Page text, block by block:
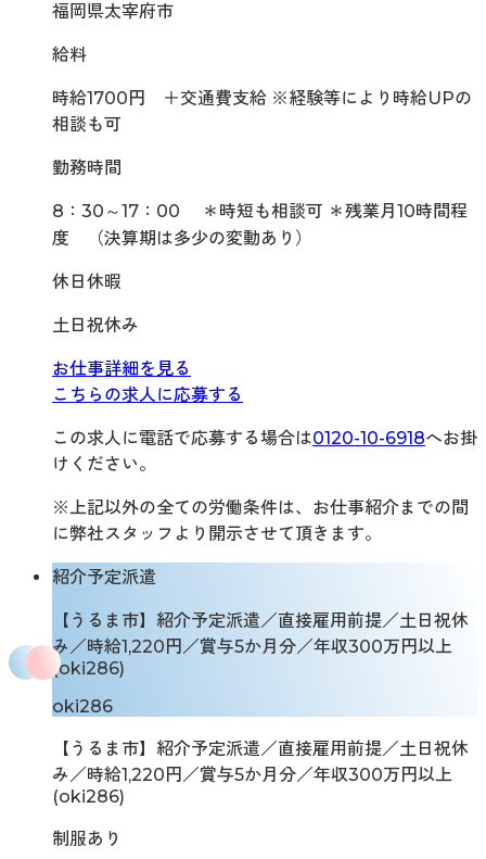
福岡県太宰府市
給料
時給1700円 ＋交通費支給 ※経験等により時給UPの
相談も可
勤務時間
8：30～17：00 ＊時短も相談可 ＊残業月10時間程
度 （決算期は多少の変動あり）
休日休暇
土日祝休み
お仕事詳細を見る
こちらの求人に応募する
この求人に電話で応募する場合は0120-10-6918へお掛
けください。
※上記以外の全ての労働条件は、お仕事紹介までの間
に弊社スタッフより開示させて頂きます。
紹介予定派遣
【うるま市】紹介予定派遣／直接雇用前提／土日祝休
み／時給1,220円／賞与5か月分／年収300万円以上
(oki286)
oki286
【うるま市】紹介予定派遣／直接雇用前提／土日祝休
み／時給1,220円／賞与5か月分／年収300万円以上
(oki286)
制服あり